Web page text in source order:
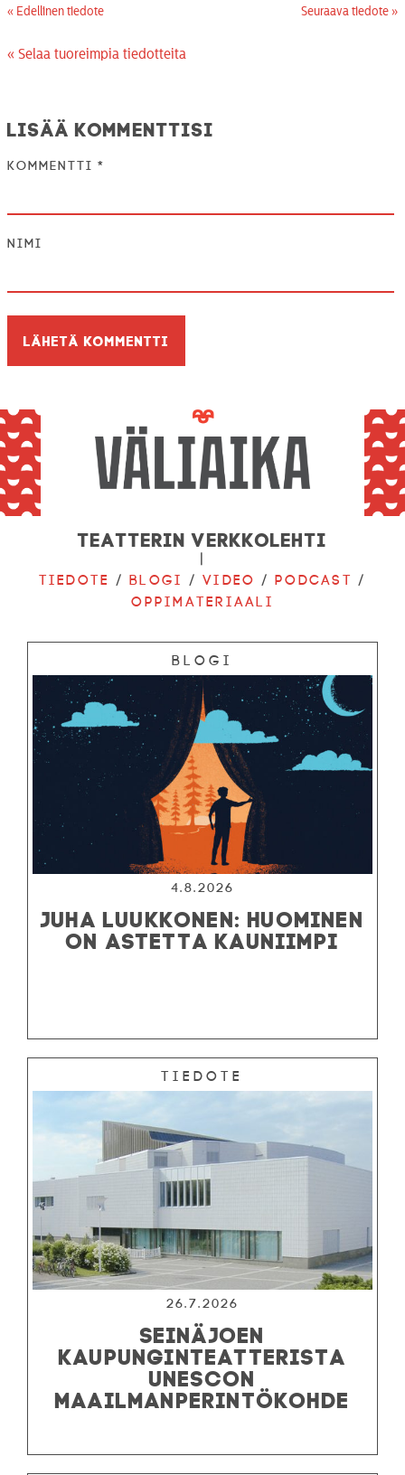
« Edellinen tiedote Seuraava tiedote »
« Selaa tuoreimpia tiedotteita
Lisää kommenttisi
Kommentti *
Nimi
Teatterin verkkolehti
|
Tiedote /Blogi /Video /Podcast /
Oppimateriaali
Blogi
4.8.2026
JUHA LUUKKONEN: HUOMINEN
ON ASTETTA KAUNIIMPI
Tiedote
26.7.2026
SEINÄJOEN
KAUPUNGINTEATTERISTA
UNESCON
MAAILMANPERINTÖKOHDE